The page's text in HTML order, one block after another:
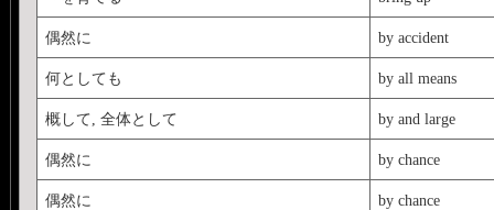
偶然に by accident
何としても by all means
概して, 全体として by and large
偶然に by chance
偶然に by chance